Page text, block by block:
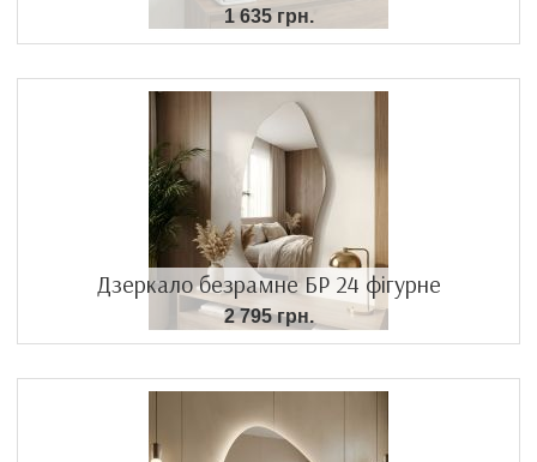
1 635 грн.
Дзеркало безрамне БР 24 фігурне
2 795 грн.